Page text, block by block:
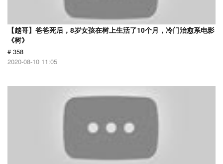
【越哥】爸爸死后，8岁女孩在树上生活了10个月，冷门治愈系电影
《树》
# 358
2020-08-10 11:05